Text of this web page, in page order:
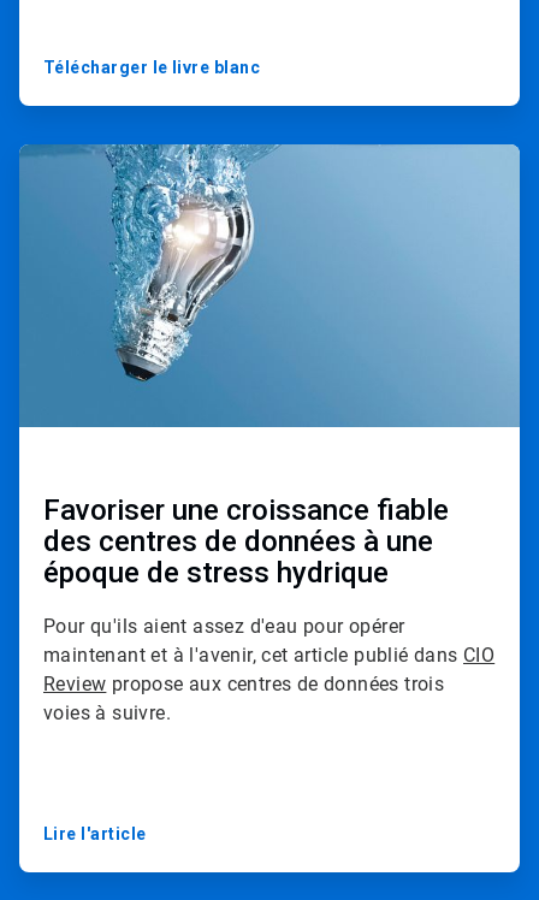
Télécharger le livre blanc
A
d
Favoriser une croissance fiable
des centres de données à une
époque de stress hydrique
Pour qu'ils aient assez d'eau pour opérer
maintenant et à l'avenir, cet article publié dans CIO
Review propose aux centres de données trois
voies à suivre.
Lire l'article